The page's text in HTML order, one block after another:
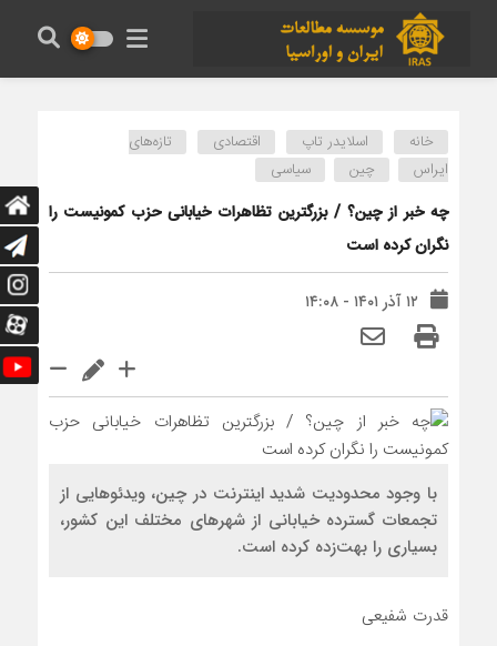
خانه اسلایدر تاپ اقتصادی
تازه‌های
ایراس
چین سیاسی
چه خبر از چین؟ / بزرگترین تظاهرات خیابانی حزب کمونیست را
نگران کرده است
۱۲ آذر ۱۴۰۱ - ۱۴:۰۸
با وجود محدودیت شدید اینترنت در چین، ویدئوهایی از
تجمعات گسترده خیابانی از شهرهای مختلف این کشور،
بسیاری را بهت‌زده کرده است.
قدرت شفیعی